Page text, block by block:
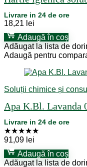
Livrare in 24 de ore
18,21 lei
Adaugă în coș
Adăugat la lista de
Adaugă pentru
Soluții chimice și
Apa K.Bl. Lavanda
Livrare in 24 de ore
★★★★★
91,09 lei
Adaugă în coș
Adăugat la lista de